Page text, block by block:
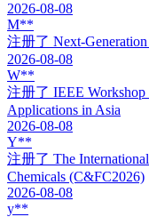
2026-08-08
M**
注册了 Next-
2026-08-08
W**
注册了 IEEE Workshop
Applications in Asia
2026-08-08
Y**
注册了 The
Chemicals (C&FC2026)
2026-08-08
y**